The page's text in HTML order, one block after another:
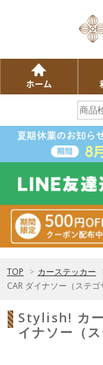
TOP > カーステッカー
CAR ダイナソー（ステゴ
Stylish! カ
イナソー（ス